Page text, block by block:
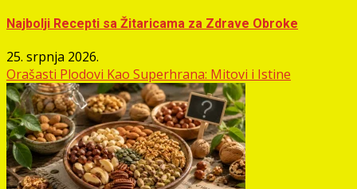
Najbolji Recepti sa Žitaricama za Zdrave Obroke
25. srpnja 2026.
Orašasti Plodovi Kao Superhrana: Mitovi i Istine